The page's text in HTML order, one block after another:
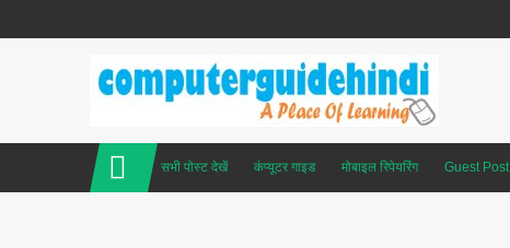
सभी पोस्ट देखें कंप्यूटर गाइड मोबाइल रिपेयरिंग Guest Post